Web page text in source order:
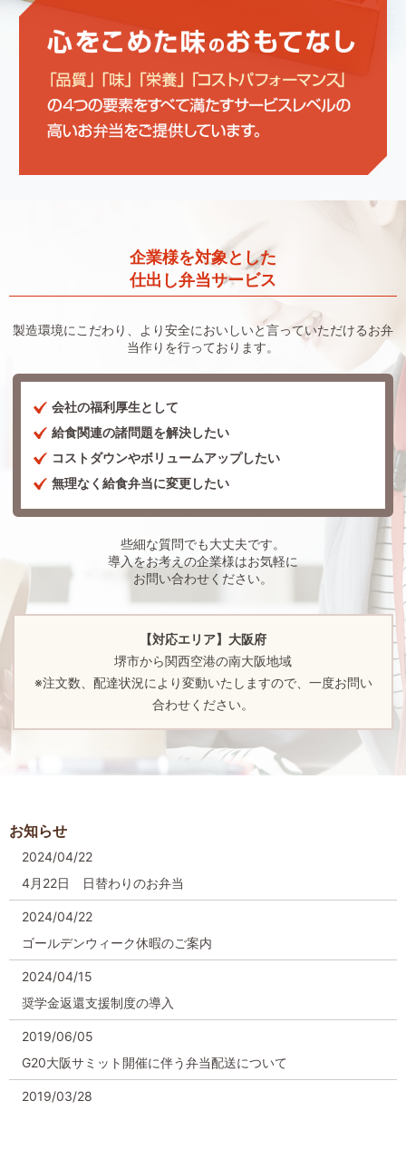
企業様を対象とした
仕出し弁当サービス
製造環境にこだわり、より安全においしいと言っていただけるお弁
当作りを行っております。
会社の福利厚生として
給食関連の諸問題を解決したい
コストダウンやボリュームアップしたい
無理なく給食弁当に変更したい
些細な質問でも大丈夫です。
導入をお考えの企業様はお気軽に
お問い合わせください。
【対応エリア】大阪府
堺市から関西空港の南大阪地域
※注文数、配達状況により変動いたしますので、一度お問い
合わせください。
お知らせ
2024/04/22
4月22日 日替わりのお弁当
2024/04/22
ゴールデンウィーク休暇のご案内
2024/04/15
奨学⾦返還⽀援制度の導⼊
2019/06/05
G20大阪サミット開催に伴う弁当配送について
2019/03/28